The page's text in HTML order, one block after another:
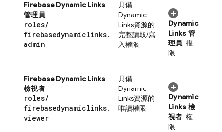
Firebase Dynamic Links
管理員
roles/
firebasedynamiclinks.
admin
具備
Dynamic
Links資源的
完整讀取/寫
入權限
Dynamic
Links 管
理員 權
限
Firebase Dynamic Links
檢視者
roles/
firebasedynamiclinks.
viewer
具備
Dynamic
Links資源的
唯讀權限
Dynamic
Links 檢
視者 權
限